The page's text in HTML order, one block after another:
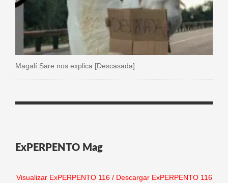
Magalí Sare nos explica [Descasada]
ExPERPENTO Mag
Visualizar ExPERPENTO 116/ Descargar ExPERPENTO 116